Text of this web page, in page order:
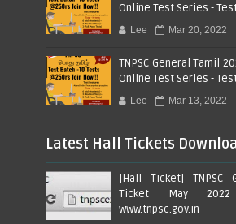
Online Test Series -
Lee Mar 20, 2022
TNPSC General Tamil
Online Test Series -
Lee Mar 13, 2022
Latest Hall Tickets
[Hall Ticket] TNPSC
Ticket May
www.tnpsc.gov.in